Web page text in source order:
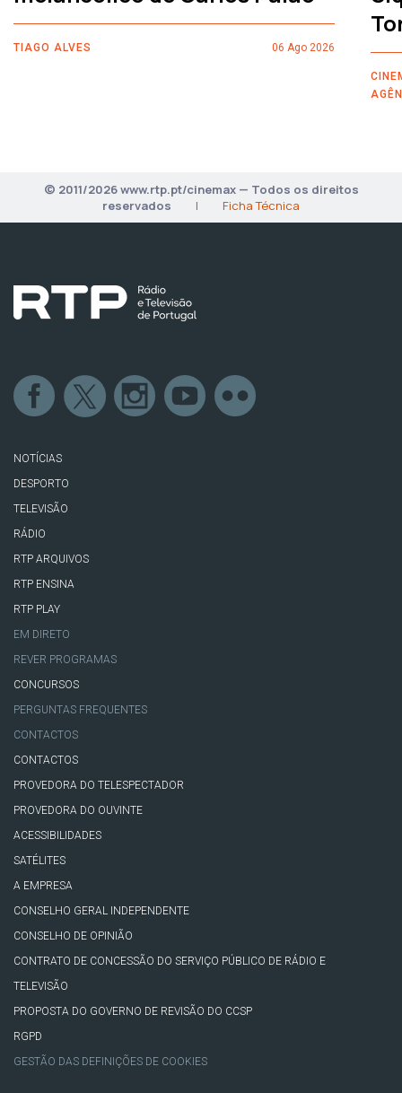
TIAGO ALVES 06 Ago 2026
© 2011/2026 www.rtp.pt/cinemax — Todos os direitos
reservados
| Ficha Técnica
NOTÍCIAS
DESPORTO
TELEVISÃO
RÁDIO
RTP ARQUIVOS
RTP ENSINA
RTP PLAY
EM DIRETO
REVER PROGRAMAS
CONCURSOS
PERGUNTAS FREQUENTES
CONTACTOS
CONTACTOS
PROVEDORA DO TELESPECTADOR
PROVEDORA DO OUVINTE
ACESSIBILIDADES
SATÉLITES
A EMPRESA
CONSELHO GERAL INDEPENDENTE
CONSELHO DE OPINIÃO
CONTRATO DE CONCESSÃO DO SERVIÇO PÚBLICO DE RÁDIO E
TELEVISÃO
PROPOSTA DO GOVERNO DE REVISÃO DO CCSP
RGPD
GESTÃO DAS DEFINIÇÕES DE COOKIES